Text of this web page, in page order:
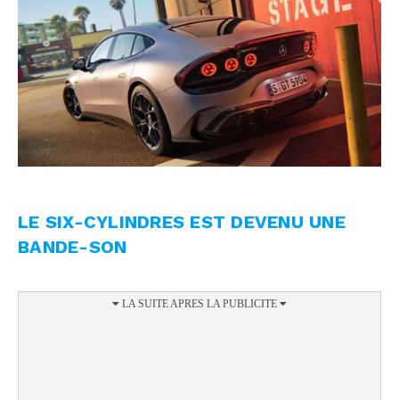
LE SIX-CYLINDRES EST DEVENU UNE
BANDE-SON